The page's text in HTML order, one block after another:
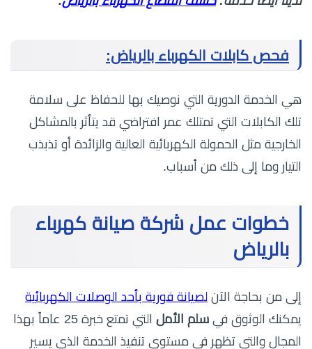
فحص كابلات الكهرباء بالرياض:
هي الخدمة الدورية التي نوصيك بها للحفاظ على سلامة
تلك الكابلات التي تمتلك عمر افتراضي قد يتأثر بالمشاكل
الخارجية مثل الحمولة الكهربائية العالية والزائدة أو تذبذب
التيار وما إلى ذلك من أسباب.
خطوات عمل شركة صيانة كهرباء
بالرياض
إلى من بحاجة الآن لصيانة فورية بأحد الوصلات الكهربائية
يمكنك الوثوق في سلم الأمل
التي تمتع خبرة 25 عاماً بهذا
المجال والتي تظهر في مستوى تنفيذ الخدمة الذي يسير